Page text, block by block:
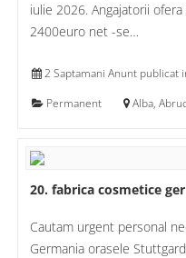
iulie 2026. Angajatorii
2400euro net -se…
2 Saptamani Anunt publicat
Permanent
Alba,
20. fabrica cosmetice
Cautam urgent personal
Germania orasele